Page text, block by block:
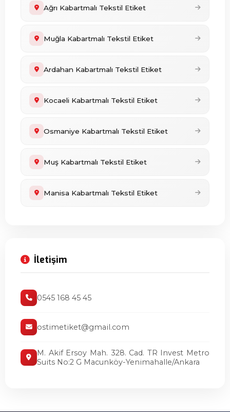
Ağrı Kabartmalı Tekstil Etiket
Muğla Kabartmalı Tekstil Etiket
Ardahan Kabartmalı Tekstil Etiket
Kocaeli Kabartmalı Tekstil Etiket
Osmaniye Kabartmalı Tekstil Etiket
Muş Kabartmalı Tekstil Etiket
Manisa Kabartmalı Tekstil Etiket
İletişim
0545 168 45 45
ostimetiket@gmail.com
M. Akif Ersoy Mah. 328. Cad. TR Invest Metro
Suits No:2 G Macunköy-Yenimahalle/Ankara